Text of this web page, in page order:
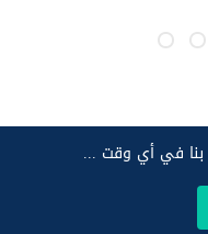
بنا في أي وقت ...